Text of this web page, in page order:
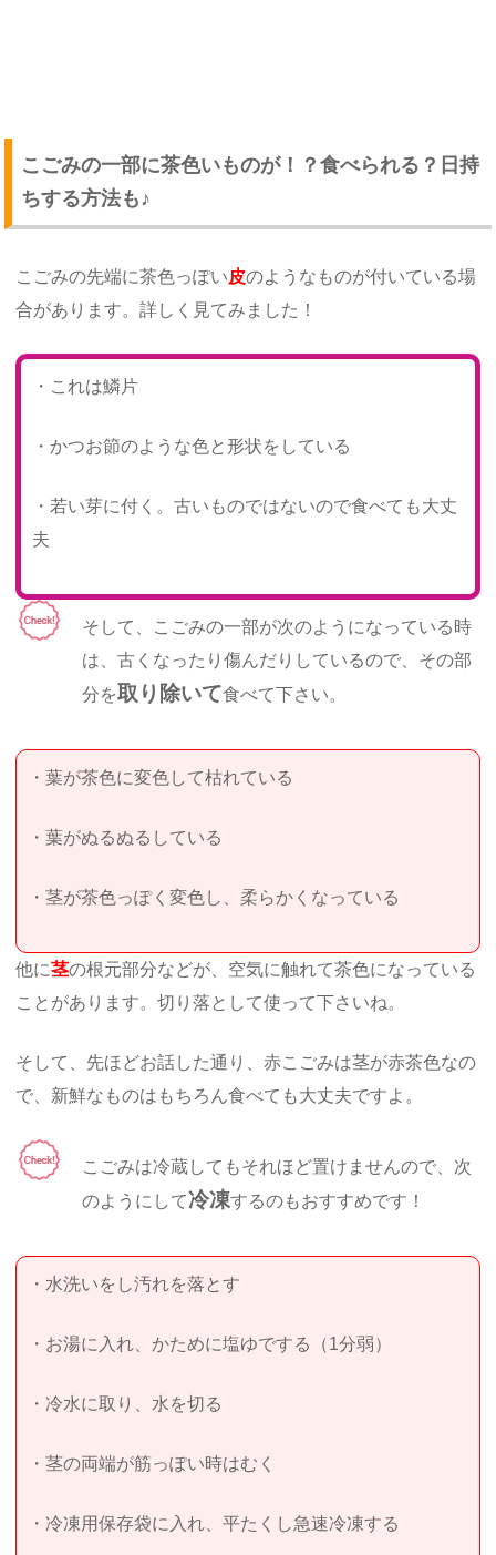
こごみの一部に茶色いものが！？食べられる？日持
ちする方法も♪
こごみの先端に茶色っぽい皮のようなものが付いている場
合があります。詳しく見てみました！
・これは鱗片
・かつお節のような色と形状をしている
・若い芽に付く。古いものではないので食べても大丈
夫
そして、こごみの一部が次のようになっている時
は、古くなったり傷んだりしているので、その部
分を取り除いて食べて下さい。
・葉が茶色に変色して枯れている
・葉がぬるぬるしている
・茎が茶色っぽく変色し、柔らかくなっている
他に茎の根元部分などが、空気に触れて茶色になっている
ことがあります。切り落として使って下さいね。
そして、先ほどお話した通り、赤こごみは茎が赤茶色なの
で、新鮮なものはもちろん食べても大丈夫ですよ。
こごみは冷蔵してもそれほど置けませんので、次
のようにして冷凍するのもおすすめです！
・水洗いをし汚れを落とす
・お湯に入れ、かために塩ゆでする（1分弱）
・冷水に取り、水を切る
・茎の両端が筋っぽい時はむく
・冷凍用保存袋に入れ、平たくし急速冷凍する